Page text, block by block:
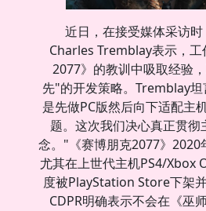
近日，在接受媒体采访
Charles Tremblay表示，工
2077》的教训中吸取经验
先"的开发策略。Tremblay
是先做PC版然后向下适配主
题。这次我们决心真正贯彻
念。"《赛博朋克2077》2020
尤其在上世代主机PS4/Xbox
度被PlayStation Store下架
CDPR明确表示不会在《巫